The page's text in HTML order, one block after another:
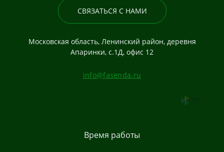
СВЯЗАТЬСЯ С НАМИ
Московская область, Ленинский район, деревня
Апаринки, с.1Д, офис 12
info@fasenda.ru
Время работы